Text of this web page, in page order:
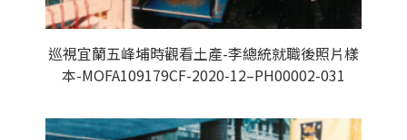
巡視宜蘭五峰埔時觀看土產-李總統就職後照片樣
本-MOFA109179CF-2020-12–PH00002-031